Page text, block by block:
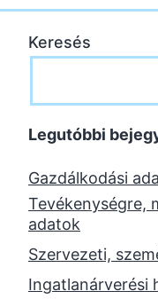
Keresés
Legutóbbi
Gazdálkodási
Tevékenységre,
adatok
Szervezeti,
Ingatlanárverési